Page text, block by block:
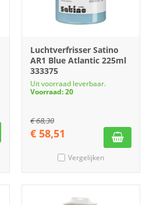
Luchtverfrisser Satino
AR1 Blue Atlantic 225ml
333375
Uit voorraad leverbaar.
Voorraad: 20
€68,30
€ 58,51
Vergelijken